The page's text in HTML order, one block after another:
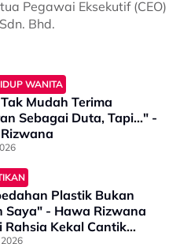
Pegawai Eksekutif (CEO)
Bhd.
WANITA
Mudah Terima
Sebagai Duta, Tapi..." -
Plastik Bukan
Saya" - Hawa Rizwana
Rahsia Kekal Cantik
Jadi